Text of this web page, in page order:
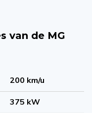
van de MG
200 km/u
375 kW